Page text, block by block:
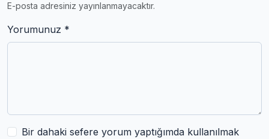
E-posta adresiniz yayınlanmayacaktır.
Yorumunuz *
Bir dahaki sefere yorum yaptığımda kullanılmak